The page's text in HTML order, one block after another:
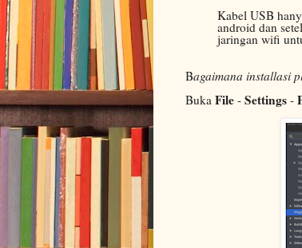
Kabel USB
android dan
jaringan wifi
Bagaimana installasi
Buka File - Settings -